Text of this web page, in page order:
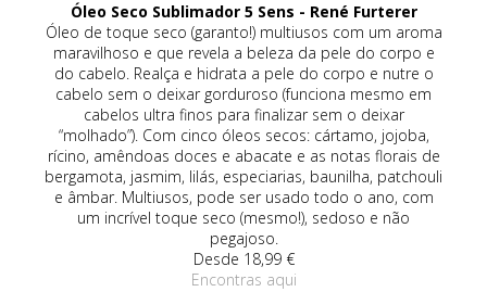
Óleo Seco Sublimador 5 Sens - René Furterer
Óleo de toque seco (garanto!) multiusos com um aroma
maravilhoso e que revela a beleza da pele do corpo e
do cabelo. Realça e hidrata a pele do corpo e nutre o
cabelo sem o deixar gorduroso (funciona mesmo em
cabelos ultra finos para finalizar sem o deixar
“molhado”). Com cinco óleos secos: cártamo, jojoba,
rícino, amêndoas doces e abacate e as notas florais de
bergamota, jasmim, lilás, especiarias, baunilha, patchouli
e âmbar. Multiusos, pode ser usado todo o ano, com
um incrível toque seco (mesmo!), sedoso e não
pegajoso.
Desde 18,99 €
Encontras aqui